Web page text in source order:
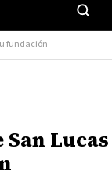
fundación
San Lucas